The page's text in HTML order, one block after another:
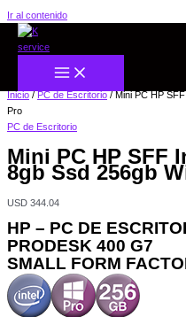
Ir al contenido
Inicio/PC de Escritorio/ Mini PC HP
Pro
PC de Escritorio
Mini PC HP SFF
8gb Ssd 256gb
USD 344.04
HP – PC DE
PRODESK 400 G7
SMALL FORM